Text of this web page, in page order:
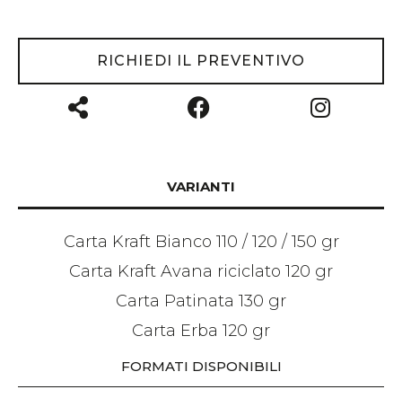
RICHIEDI IL PREVENTIVO
VARIANTI
Carta Kraft Bianco 110 / 120 / 150 gr
Carta Kraft Avana riciclato 120 gr
Carta Patinata 130 gr
Carta Erba 120 gr
FORMATI DISPONIBILI